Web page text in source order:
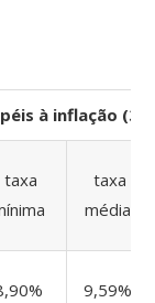
à inflação
taxa
taxa
média
9,59%